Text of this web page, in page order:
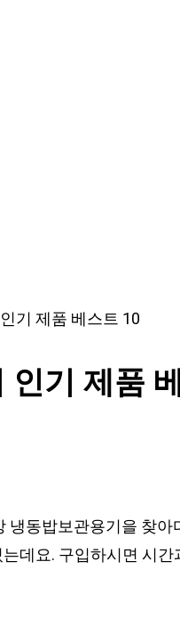
기 제품 베스트 10
기 제품
냉동밥보관용기을 찾
데요. 구입하시면 시